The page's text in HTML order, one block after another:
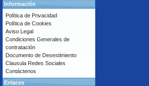
Información
Política de Privacidad
Política de Cookies
Aviso Legal
Condiciones Generales de
contratación
Documento de Desestimiento
Clausula Redes Sociales
Contáctenos
Enlaces